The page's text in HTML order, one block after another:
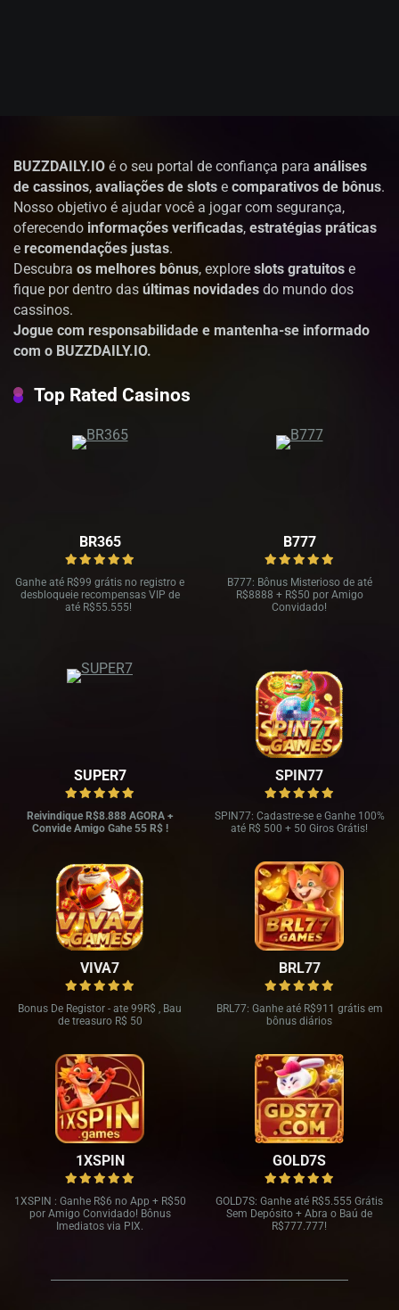
BUZZDAILY.IO é o seu portal de confiança para análises
de cassinos, avaliações de slots e comparativos de bônus.
Nosso objetivo é ajudar você a jogar com segurança,
oferecendo informações verificadas, estratégias práticas
e recomendações justas.
Descubra os melhores bônus, explore slots gratuitos e
fique por dentro das últimas novidades do mundo dos
cassinos.
Jogue com responsabilidade e mantenha-se informado
com o BUZZDAILY.IO.
Top Rated Casinos
BR365
Ganhe até R$99 grátis no registro e
desbloqueie recompensas VIP de
até R$55.555!
B777
B777: Bônus Misterioso de até
R$8888 + R$50 por Amigo
Convidado!
SUPER7
Reivindique R$8.888 AGORA +
Convide Amigo Gahe 55 R$ !
SPIN77
SPIN77: Cadastre-se e Ganhe 100%
até R$ 500 + 50 Giros Grátis!
VIVA7
Bonus De Registor - ate 99R$ , Bau
de treasuro R$ 50
BRL77
BRL77: Ganhe até R$911 grátis em
bônus diários
1XSPIN
1XSPIN : Ganhe R$6 no App + R$50
por Amigo Convidado! Bônus
Imediatos via PIX.
GOLD7S
GOLD7S: Ganhe até R$5.555 Grátis
Sem Depósito + Abra o Baú de
R$777.777!